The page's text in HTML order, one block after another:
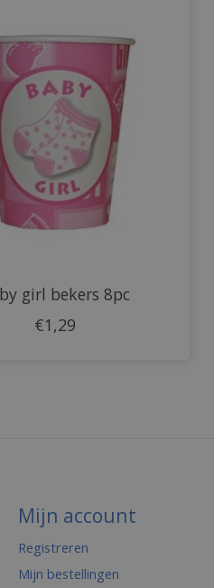
girl bekers 8pc
€1,29
Mijn account
Registreren
Mijn bestellingen